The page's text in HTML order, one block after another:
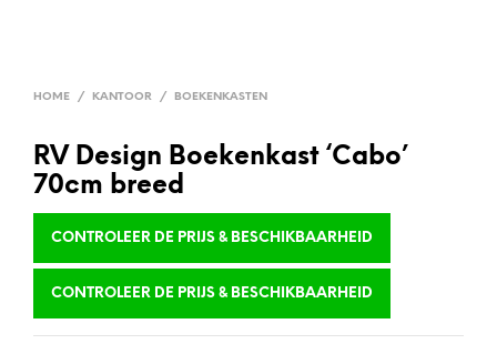
HOME / KANTOOR / BOEKENKASTEN
RV Design Boekenkast ‘Cabo’
70cm breed
CONTROLEER DE PRIJS & BESCHIKBAARHEID
CONTROLEER DE PRIJS & BESCHIKBAARHEID